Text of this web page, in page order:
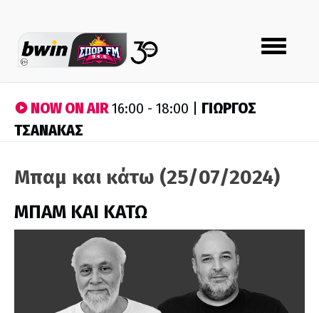
Toggle
navigation
NOW ON AIR16:00 - 18:00 | ΓΙΩΡΓΟΣ
ΤΣΑΝΑΚΑΣ
Μπαμ και κάτω (25/07/2024)
ΜΠΑΜ ΚΑΙ ΚΑΤΩ